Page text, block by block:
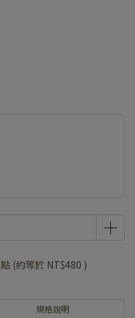
點 (約等於 NT$480 )
規格說明